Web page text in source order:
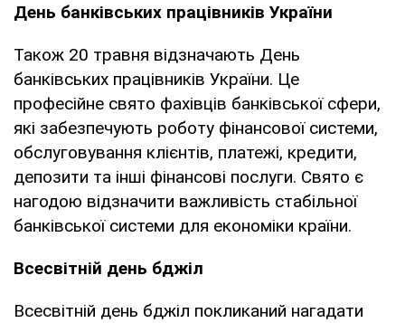
День банківських працівників України
Також 20 травня відзначають День
банківських працівників України. Це
професійне свято фахівців банківської сфери,
які забезпечують роботу фінансової системи,
обслуговування клієнтів, платежі, кредити,
депозити та інші фінансові послуги. Свято є
нагодою відзначити важливість стабільної
банківської системи для економіки країни.
Всесвітній день бджіл
Всесвітній день бджіл покликаний нагадати